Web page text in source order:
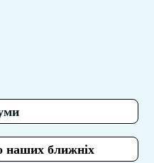
наших ближніх